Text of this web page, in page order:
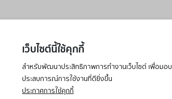
เว็บไซต์นี้ใช้คุกกี้
สำหรับพัฒนาประสิทธิภาพการทำงานเว็บไซต์ เพื่อมอบ
ประสบการณ์การใช้งานที่ดียิ่งขึ้น
ประกาศการใช้คุกกี้
has occurred while loading